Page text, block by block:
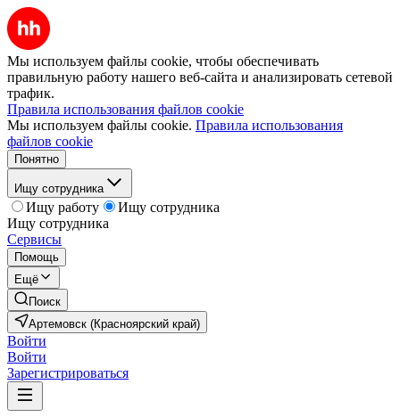
Мы используем файлы cookie, чтобы обеспечивать
правильную работу нашего веб-сайта и анализировать сетевой
трафик.
Правила использования файлов cookie
Мы используем файлы cookie. Правила использования
файлов cookie
Понятно
Ищу сотрудника
Ищу работу
Ищу сотрудника
Ищу сотрудника
Сервисы
Помощь
Ещё
Поиск
Артемовск (Красноярский край)
Войти
Войти
Зарегистрироваться